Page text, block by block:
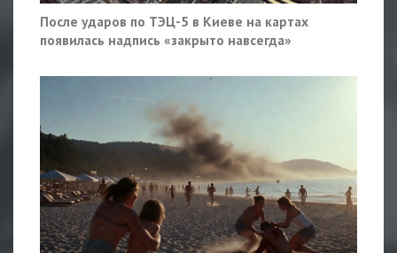
После ударов по ТЭЦ-5 в Киеве на картах
появилась надпись «закрыто навсегда»